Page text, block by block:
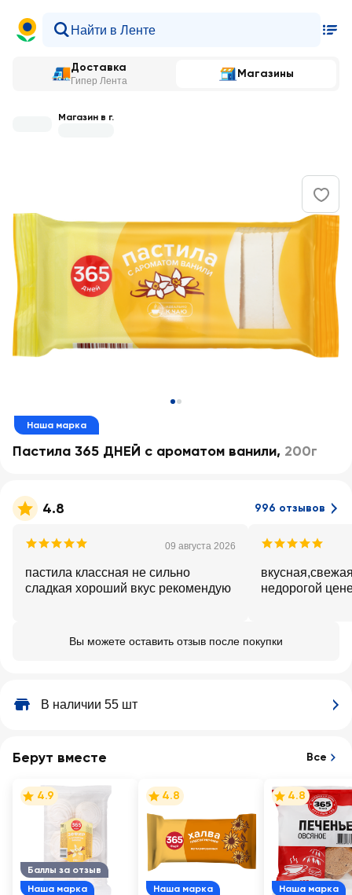
Доставка
Гипер Лента
Магазины
Магазин в г.
Наша марка
Пастила 365 ДНЕЙ с ароматом ванили, 200г
4.8 996 отзывов
09 августа 2026
пастила классная не сильно
сладкая хороший вкус рекомендую
недорогой
Вы можете оставить отзыв после покупки
В наличии 55 шт
Берут вместе Все
Баллы за отзыв
Наша марка
4.9
Наша марка
4.8
Наша марка
4.8